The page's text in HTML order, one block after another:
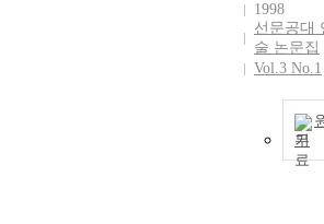
1998
선문공대
술 논문집
Vol.3 No.1
기